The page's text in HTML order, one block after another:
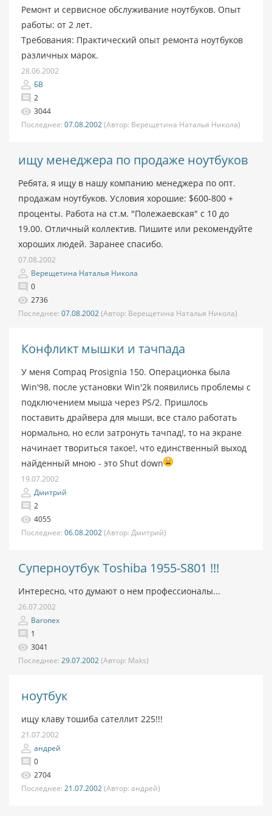
Ремонт и сервисное обслуживание ноутбуков. Опыт
работы: от 2 лет.
Требования: Практический опыт ремонта ноутбуков
различных марок.
28.06.2002
БВ
2
3044
Последнее: 07.08.2002(Автор: Верещетина Наталья Никола)
ищу менеджера по продаже ноутбуков
Ребята, я ищу в нашу компанию менеджера по опт.
продажам ноутбуков. Условия хорошие: $600-800 +
проценты. Работа на ст.м. "Полежаевская" с 10 до
19.00. Отличный коллектив. Пишите или рекомендуйте
хороших людей. Заранее спасибо.
07.08.2002
Верещетина Наталья Никола
0
2736
Последнее: 07.08.2002(Автор: Верещетина Наталья Никола)
Конфликт мышки и тачпада
У меня Compaq Prosignia 150. Операционка была
Win'98, после установки Win'2k появились проблемы с
подключением мыша через PS/2. Пришлось
поставить драйвера для мыши, все стало работать
нормально, но если затронуть тачпад!, то на экране
начинает твориться такое!, что единственный выход
найденный мною - это Shut down
19.07.2002
Дмитрий
2
4055
Последнее: 06.08.2002(Автор: Дмитрий)
Суперноутбук Toshiba 1955-S801 !!!
Интересно, что думают о нем профессионалы...
26.07.2002
Baronex
1
3041
Последнее: 29.07.2002(Автор: Maks)
ноутбук
ищу клаву тошиба сателлит 225!!!
21.07.2002
андрей
0
2704
Последнее: 21.07.2002(Автор: андрей)